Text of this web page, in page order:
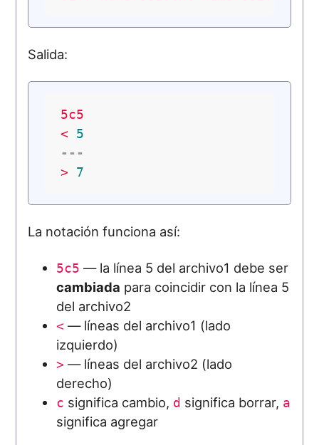
Salida:
5c5
<
5
---
>
7
La notación funciona así:
5c5 — la línea 5 del archivo1 debe ser
cambiada para coincidir con la línea 5
del archivo2
< — líneas del archivo1 (lado
izquierdo)
> — líneas del archivo2 (lado
derecho)
c significa cambio, d significa borrar, a
significa agregar